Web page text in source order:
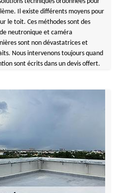
Il existe différents moyens pour
le toit. Ces méthodes sont des
neutronique et caméra
sont non dévastatrices et
Nous intervenons toujours quand
sont écrits dans un devis offert.